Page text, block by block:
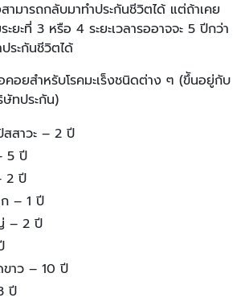
ามารถกลับมาทำประกันชีวิตได้ แต่ถ้าเคย
ระยะที่ 3 หรือ 4 ระยะเวลารออาจจะ 5 ปีกว่า
ระกันชีวิตได้
คอยสำหรับโรคมะเร็งชนิดต่าง ๆ (ขึันอยู่กับ
ษัทประกัน)
สสาวะ – 2 ปี
5 ปี
2 ปี
ก – 1 ปี
– 2 ปี
ขาว – 10 ปี
ปี